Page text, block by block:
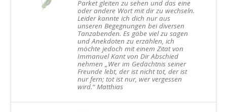
Parket gleiten zu sehen und das eine
oder andere Wort mit dir zu wechseln.
Leider kannte ich dich nur aus
unseren Begegnungen bei diversen
Tanzabenden. Es gäbe viel zu sagen
und Anekdoten zu erzählen, ich
möchte jedoch mit einem Zitat von
Immanuel Kant von Dir Abschied
nehmen „Wer im Gedächtnis seiner
Freunde lebt, der ist nicht tot, der ist
nur fern; tot ist nur, wer vergessen
wird.“ Matthias